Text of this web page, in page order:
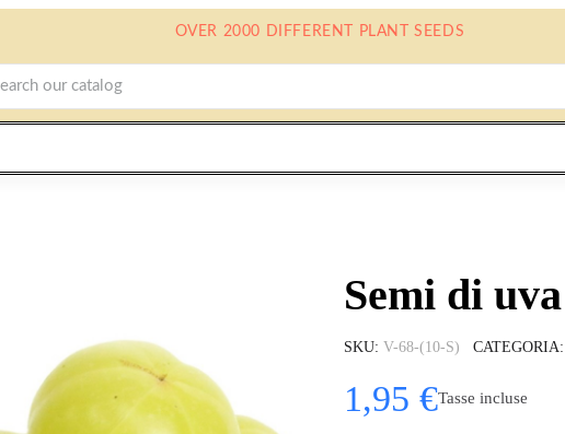
OVER 2000 DIFFERENT PLANT SEEDS
Semi di
SKU V-68-(10-S) CATEGORIA
1,95 €Tasse incluse